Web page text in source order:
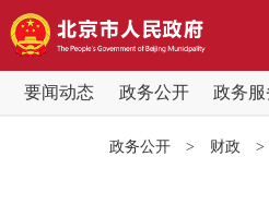
要闻动态 政务公开 政务服
政务公开 > 财政